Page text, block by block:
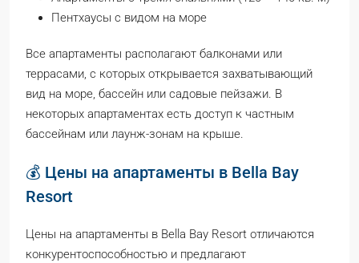
Пентхаусы с видом на море
Все апартаменты располагают балконами или
террасами, с которых открывается захватывающий
вид на море, бассейн или садовые пейзажи. В
некоторых апартаментах есть доступ к частным
бассейнам или лаунж-зонам на крыше.
💰 Цены на апартаменты в Bella Bay
Resort
Цены на апартаменты в Bella Bay Resort отличаются
конкурентоспособностью и предлагают